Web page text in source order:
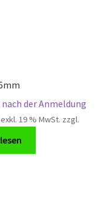
der Anmeldung
exkl. 19 % MwSt. zzgl.